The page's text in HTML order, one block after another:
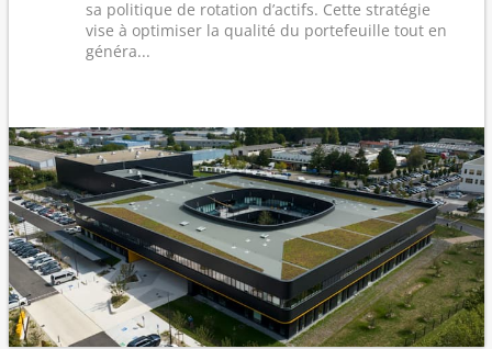
sa politique de rotation d’actifs. Cette stratégie
vise à optimiser la qualité du portefeuille tout en
généra...